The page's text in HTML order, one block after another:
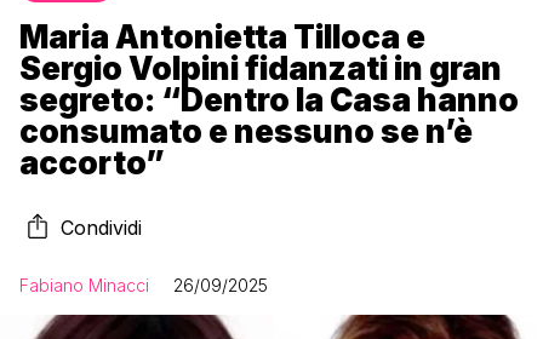
Maria Antonietta Tilloca e
Sergio Volpini fidanzati in gran
segreto: “Dentro la Casa hanno
consumato e nessuno se n’è
accorto”
Condividi
Fabiano Minacci 26/09/2025